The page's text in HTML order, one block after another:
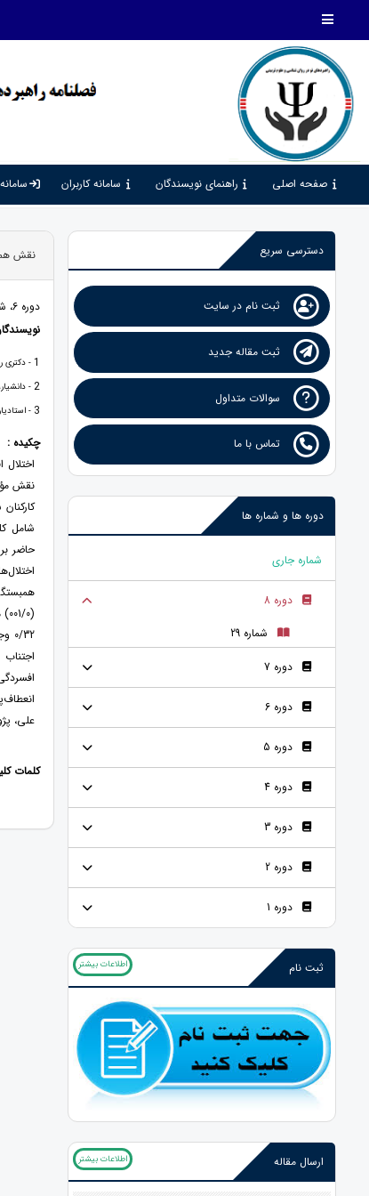
صفحه اصلی راهنمای نویسندگان سامانه کاربران
دسترسی سریع
ثبت نام در سایت
ثبت مقاله جدید
سوالات متداول
تماس با ما
دوره ها و شماره ها
شماره جاری
دوره 8
شماره 29
دوره 7
دوره 6
دوره 5
دوره 4
دوره 3
دوره 2
دوره 1
ثبت نام اطلاعات بیشتر
ارسال مقاله اطلاعات بیشتر
نقش
دوره 6، شماره 18، 1402، صفحات 92 - 99
1 - دکتری
2
-
3
-
چکیده :
نقش
علی،
کلمات